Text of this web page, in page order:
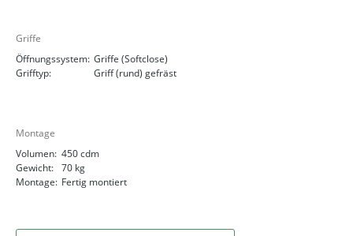
Griffe
Öffnungssystem: Griffe (Softclose)
Grifftyp:
Griff (rund) gefräst
Montage
Volumen: 450 cdm
Gewicht: 70 kg
Montage: Fertig montiert